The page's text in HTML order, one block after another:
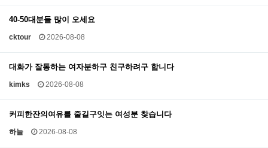
40-50대분들 많이 오세요
cktour 2026-08-08
대화가 잘통하는 여자분하구 친구하려구 합니다
kimks 2026-08-08
커피한잔의여유를 줄길구잇는 여성분 찾습니다
하늘 2026-08-08